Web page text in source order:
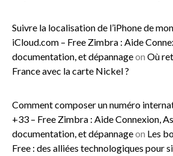
Suivre la localisation de l’iPhone de
iCloud.com – Free Zimbra : Aide
documentation, et dépannageon Où
France avec la carte Nickel ?
Comment composer un numéro
+33 – Free Zimbra : Aide Connexion,
documentation, et dépannageon Les
Free : des alliées technologiques pour